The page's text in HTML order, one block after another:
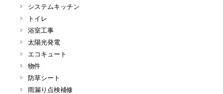
システムキッチン
トイレ
浴室工事
太陽光発電
エコキュート
物件
防草シート
雨漏り点検補修